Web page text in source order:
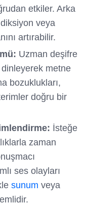
etkiler. Arka
veya
artırabilir.
Uzman deşifre
metne
bozuklukları,
doğru bir
İsteğe
zaman
ses olayları
sunum veya